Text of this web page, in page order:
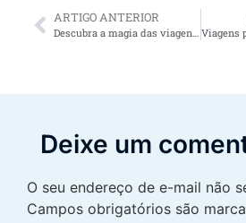
ARTIGO ANTERIOR
Descubra a magia das viagens para idosos no Vila Galé Eco Resort de Angra dos Reis!
Deixe um
O seu endereço de e-mail não
Campos obrigatórios são